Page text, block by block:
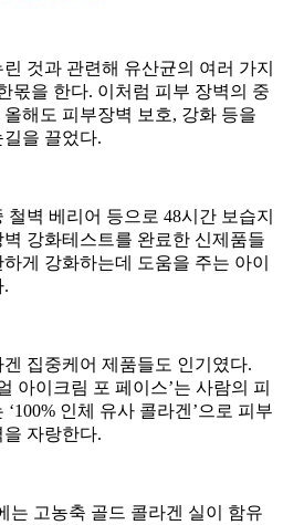
것과 관련해 유산균의 여러 가지
몫을 한다. 이처럼 피부 장벽의 중
해도 피부장벽 보호, 강화 등을
을 끌었다.
벽 베리어 등으로 48시간 보습지
강화테스트를 완료한 신제품들
게 강화하는데 도움을 주는 아이
.
집중케어 제품들도 인기였다.
아이크림 포 페이스’는 사람의 피
인체 유사 콜라겐’으로 피부
자랑한다.
는 고농축 골드 콜라겐 실이 함유